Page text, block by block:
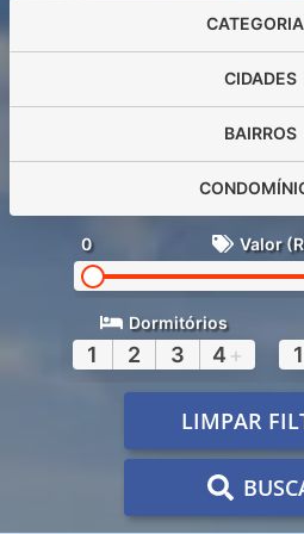
CIDADES
BAIRROS
0 Valor
Dormitórios
1 2 3 4 + 1
LIMPAR